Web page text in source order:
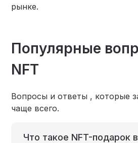
рынке.
Популярные
NFT
Вопросы и ответы , которые
чаще всего.
Что такое NFT-подарок